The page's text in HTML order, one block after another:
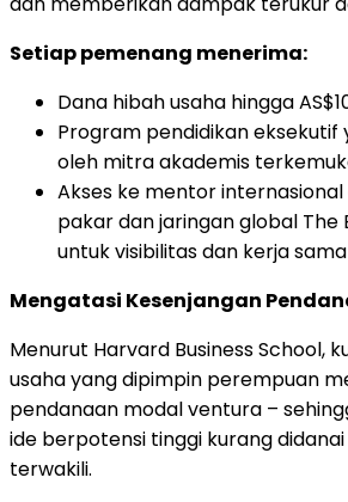
Setiap pemenang menerima:
Dana hibah usaha hingga
Program pendidikan eksekutif
oleh mitra akademis
Akses ke mentor
pakar dan jaringan global
untuk visibilitas dan kerja sama
Mengatasi Kesenjangan
Menurut Harvard Business School,
usaha yang dipimpin perempuan
pendanaan modal ventura –
ide berpotensi tinggi kurang
terwakili.